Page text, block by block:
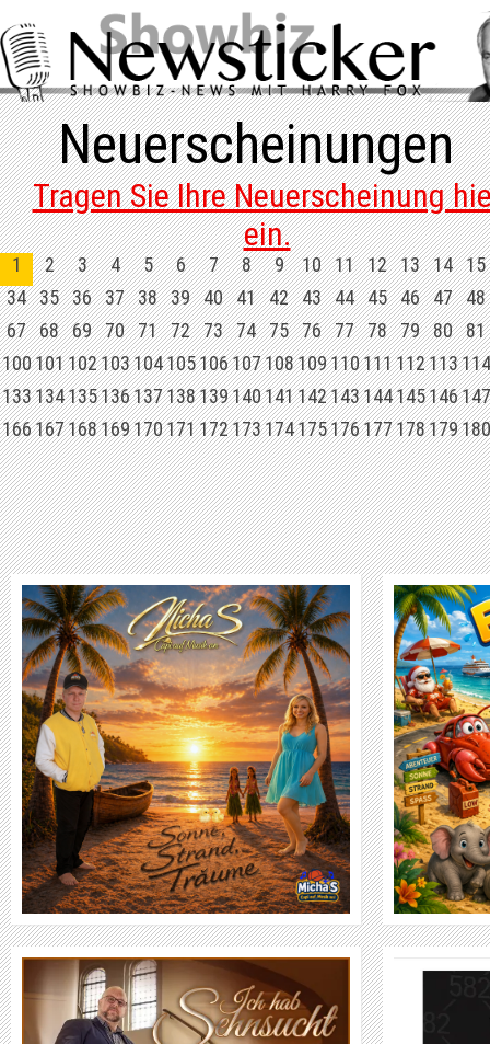
Neuerscheinungen
Tragen Sie Ihre Neuerscheinung
ein.
1 2 3 4 5 6 7 8 9 10 11 12 13 14 15
34 35 36 37 38 39 40 41 42 43 44 45 46 47 48
67 68 69 70 71 72 73 74 75 76 77 78 79 80 81
100101102103104105106107108109110111112113114
133134135136137138139140141142143144145146147
166167168169170171172173174175176177178179180
MICHA S - CAPI AUF MUSIK AN
WEITER VIDEO
RAPPER QABDA